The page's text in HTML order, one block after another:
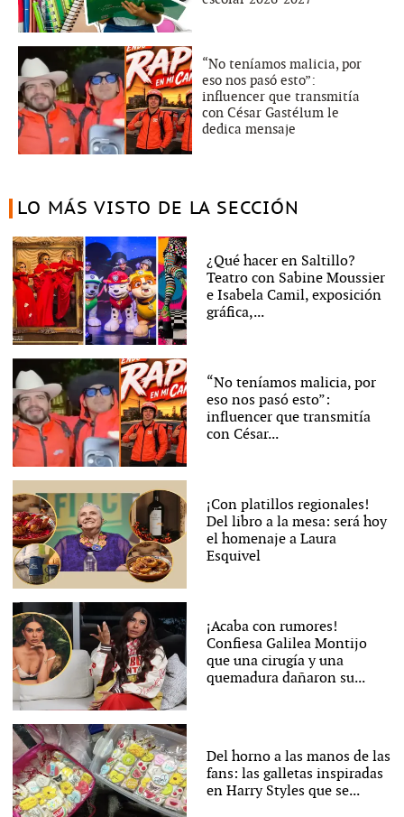
“No teníamos malicia, por
eso nos pasó esto”:
influencer que transmitía
con César Gastélum le
dedica mensaje
LO MÁS VISTO DE LA SECCIÓN
¿Qué hacer en Saltillo?
Teatro con Sabine Moussier
e Isabela Camil, exposición
gráfica,...
“No teníamos malicia, por
eso nos pasó esto”:
influencer que transmitía
con César...
¡Con platillos regionales!
Del libro a la mesa: será hoy
el homenaje a Laura
Esquivel
¡Acaba con rumores!
Confiesa Galilea Montijo
que una cirugía y una
quemadura dañaron su...
Del horno a las manos de las
fans: las galletas inspiradas
en Harry Styles que se...